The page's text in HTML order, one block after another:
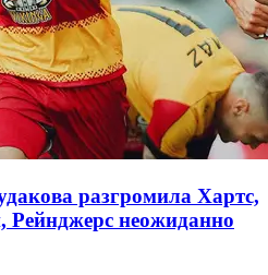
разгромила Хартс,
неожиданно